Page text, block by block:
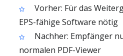
Vorher: Für das
EPS-fähige Software nötig
Nachher: Empfänger
normalen PDF-Viewer